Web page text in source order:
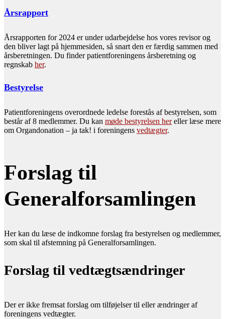
Årsrapport
Årsrapporten for 2024 er under udarbejdelse hos vores revisor og
den bliver lagt på hjemmesiden, så snart den er færdig sammen med
årsberetningen. Du finder patientforeningens årsberetning og
regnskab her.
Bestyrelse
Patientforeningens overordnede ledelse forestås af bestyrelsen, som
består af 8 medlemmer. Du kan møde bestyrelsen hereller læse mere
om Organdonation – ja tak! i foreningens vedtægter.
Forslag til
Generalforsamlingen
Her kan du læse de indkomne forslag fra bestyrelsen og medlemmer,
som skal til afstemning på Generalforsamlingen.
Forslag til vedtægtsændringer
Der er ikke fremsat forslag om tilføjelser til eller ændringer af
foreningens vedtægter.